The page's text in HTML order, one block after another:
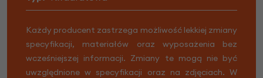
Każdy producent zastrzega możliwość lekkiej zmiany
specyfikacji, materiałów oraz wyposażenia bez
wcześniejszej informacji. Zmiany te mogą nie być
uwzględnione w specyfikacji oraz na zdjęciach. W